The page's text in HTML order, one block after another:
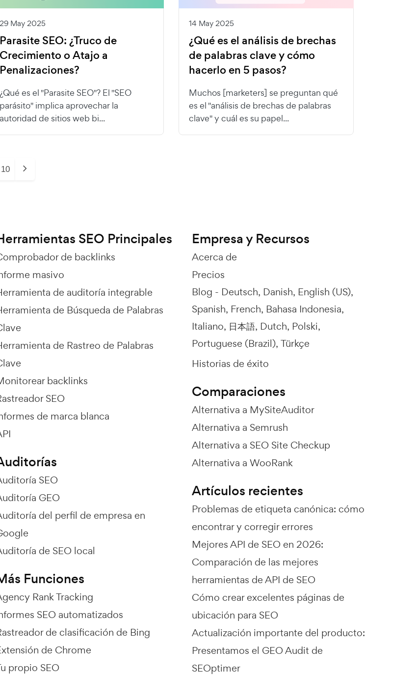
29 May 2025
Parasite SEO: ¿Truco de
Crecimiento o Atajo a
Penalizaciones?
¿Qué es el "Parasite SEO"? El "SEO
parásito" implica aprovechar la
autoridad de sitios web bi...
14 May 2025
¿Qué es el análisis de brechas
de palabras clave y cómo
hacerlo en 5 pasos?
Muchos [marketers] se preguntan qué
es el "análisis de brechas de palabras
clave" y cuál es su papel...
10
SEO Principales
de backlinks
masivo
de auditoría integrable
de Búsqueda de Palabras
de Rastreo de Palabras
backlinks
SEO
de marca blanca
SEO
GEO
del perfil de empresa en
de SEO local
Funciones
Rank Tracking
SEO automatizados
de clasificación de Bing
de Chrome
propio SEO
Empresa y Recursos
Acerca de
Precios
Blog - Deutsch Danish English (US)
Spanish French Bahasa Indonesia
Italiano 日本語 Dutch Polski
Portuguese (Brazil) Türkçe
Historias de éxito
Comparaciones
Alternativa a MySiteAuditor
Alternativa a Semrush
Alternativa a SEO Site Checkup
Alternativa a WooRank
Artículos recientes
Problemas de etiqueta canónica: cómo
encontrar y corregir errores
Mejores API de SEO en 2026:
Comparación de las mejores
herramientas de API de SEO
Cómo crear excelentes páginas de
ubicación para SEO
Actualización importante del producto:
Presentamos el GEO Audit de
SEOptimer